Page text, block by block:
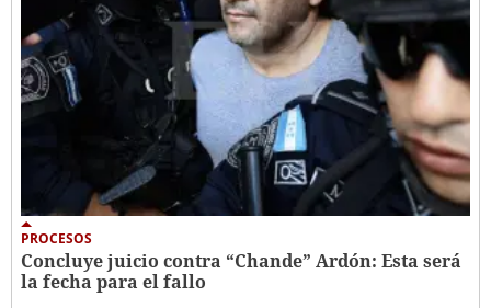
PROCESOS
Concluye juicio contra “Chande” Ardón: Esta será
la fecha para el fallo